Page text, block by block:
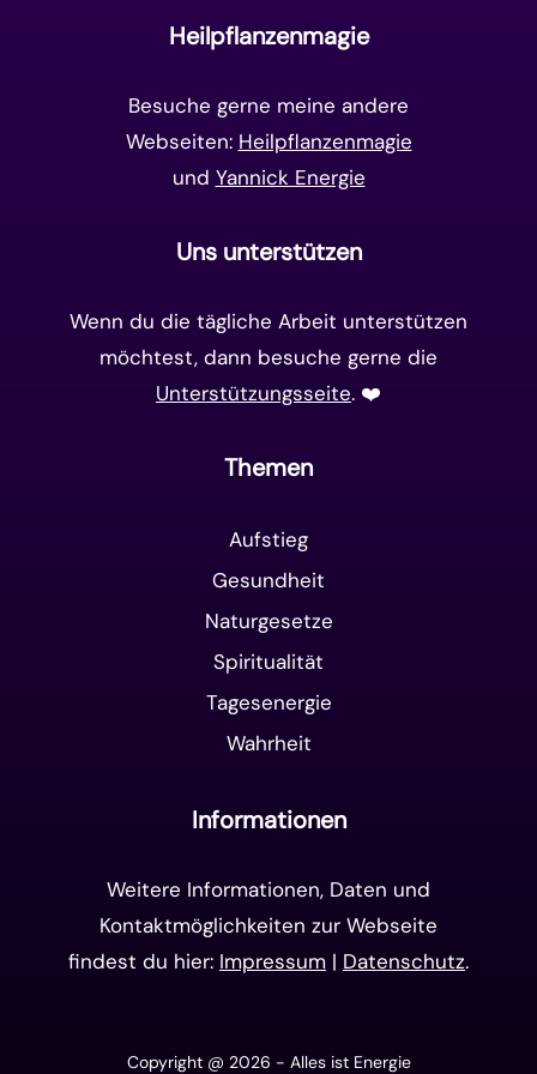
Heilpflanzenmagie
Besuche gerne meine andere
Webseiten: Heilpflanzenmagie
und Yannick Energie
Uns unterstützen
Wenn du die tägliche Arbeit unterstützen
möchtest, dann besuche gerne die
Unterstützungsseite. ❤️️
Themen
Aufstieg
Gesundheit
Naturgesetze
Spiritualität
Tagesenergie
Wahrheit
Informationen
Weitere Informationen, Daten und
Kontaktmöglichkeiten zur Webseite
findest du hier: Impressum | Datenschutz.
Copyright @ 2026 - Alles ist Energie